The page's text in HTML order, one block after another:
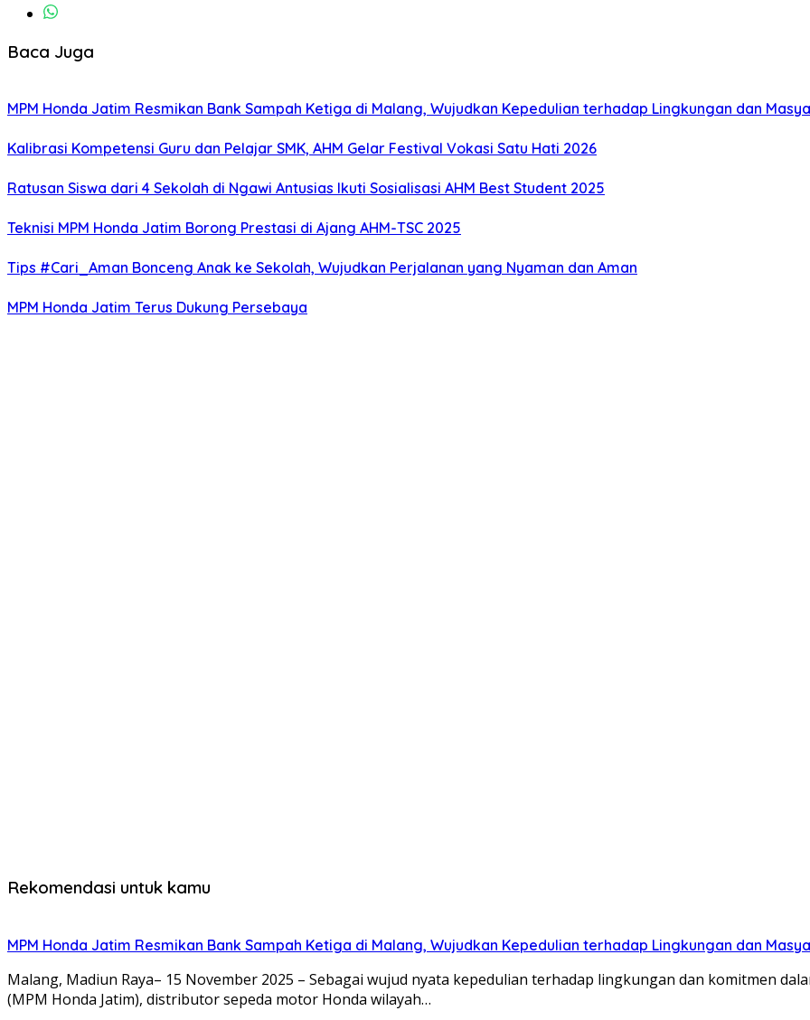
Baca Juga
MPM Honda Jatim Resmikan Bank Sampah Ketiga di Malang, Wujudkan Kepedulian terhadap Lingkungan dan
Kalibrasi Kompetensi Guru dan Pelajar SMK, AHM Gelar Festival Vokasi Satu Hati 2026
Ratusan Siswa dari 4 Sekolah di Ngawi Antusias Ikuti Sosialisasi AHM Best Student 2025
Teknisi MPM Honda Jatim Borong Prestasi di Ajang AHM-TSC 2025
Tips #Cari_Aman Bonceng Anak ke Sekolah, Wujudkan Perjalanan yang Nyaman dan Aman
MPM Honda Jatim Terus Dukung Persebaya
Rekomendasi untuk kamu
MPM Honda Jatim Resmikan Bank Sampah Ketiga di Malang, Wujudkan Kepedulian terhadap Lingkungan dan
Malang, Madiun Raya– 15 November 2025 – Sebagai wujud nyata kepedulian terhadap lingkungan dan komitmen
(MPM Honda Jatim), distributor sepeda motor Honda wilayah…